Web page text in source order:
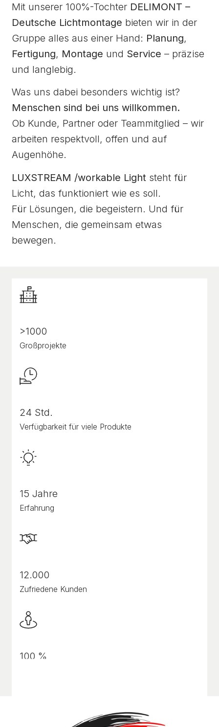
Mit unserer 100%-Tochter DELIMONT –
Deutsche Lichtmontage bieten wir in der
Gruppe alles aus einer Hand: Planung,
Fertigung, Montage und Service – präzise
und langlebig.
Was uns dabei besonders wichtig ist?
Menschen sind bei uns willkommen.
Ob Kunde, Partner oder Teammitglied – wir
arbeiten respektvoll, offen und auf
Augenhöhe.
LUXSTREAM /workable Light steht für
Licht, das funktioniert wie es soll.
Für Lösungen, die begeistern. Und für
Menschen, die gemeinsam etwas
bewegen.
>1000
Großprojekte
24 Std.
Verfügbarkeit für viele Produkte
15 Jahre
Erfahrung
12.000
Zufriedene Kunden
100 %